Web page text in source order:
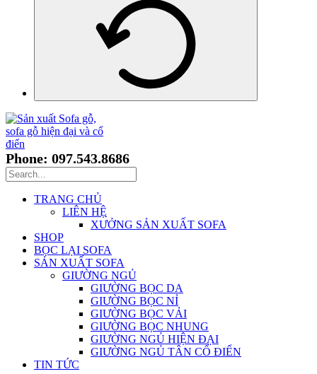
Phone: 097.543.8686
TRANG CHỦ
LIÊN HỆ
XƯỞNG SẢN XUẤT SOFA
SHOP
BỌC LẠI SOFA
SẢN XUẤT SOFA
GIƯỜNG NGỦ
GIƯỜNG BỌC DA
GIƯỜNG BỌC NỈ
GIƯỜNG BỌC VẢI
GIƯỜNG BỌC NHUNG
GIƯỜNG NGỦ HIỆN ĐẠI
GIƯỜNG NGỦ TÂN CỔ ĐIỂN
TIN TỨC